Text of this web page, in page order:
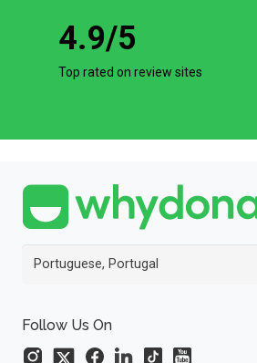
4.9/5
Top rated on review sites
Portuguese, Portugal
Follow Us On